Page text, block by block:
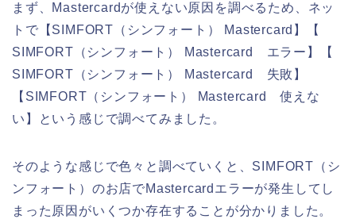
まず、Mastercardが使えない原因を調べるため、ネッ
トで【SIMFORT（シンフォート） Mastercard】【
SIMFORT（シンフォート） Mastercard エラー】【
SIMFORT（シンフォート） Mastercard 失敗】
【SIMFORT（シンフォート） Mastercard 使えな
い】という感じで調べてみました。
そのような感じで色々と調べていくと、SIMFORT（シ
ンフォート）のお店でMastercardエラーが発生してし
まった原因がいくつか存在することが分かりました。